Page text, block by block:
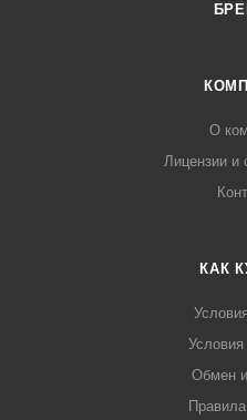
О
Лицензии и
КАК
Условия
Обмен